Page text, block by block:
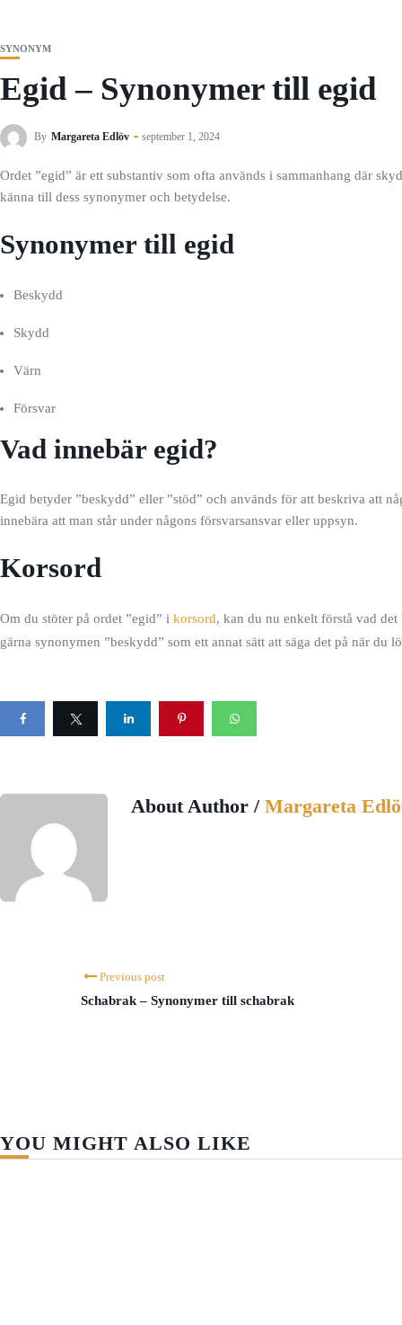
SYNONYM
Egid – Synonymer till egid
By Margareta Edlöv september 1, 2024
Ordet ”egid” är ett substantiv som ofta används i sammanhang där
känna till dess synonymer och betydelse.
Synonymer till egid
Beskydd
Skydd
Värn
Försvar
Vad innebär egid?
Egid betyder ”beskydd” eller ”stöd” och används för att beskriva att
innebära att man står under någons försvarsansvar eller uppsyn.
Korsord
Om du stöter på ordet ”egid” i korsord, kan du nu enkelt förstå vad
gärna synonymen ”beskydd” som ett annat sätt att säga det på när du
About Author / Margareta
Previous post
Schabrak – Synonymer till schabrak
YOU MIGHT ALSO LIKE